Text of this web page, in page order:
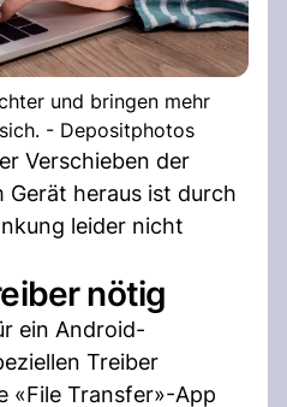
und bringen mehr
- Depositphotos
Verschieben der
Gerät heraus ist durch
leider nicht
nötig
ein Android-
Treiber
«File Transfer»-App